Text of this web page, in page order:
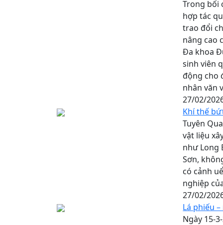
Trong bối
hợp tác
trao đổi
nâng cao
Đa khoa
sinh viên
động cho
nhân văn
27/02/
Khí thế
Tuyên
vật liệu
như Long
Sơn,
có cảnh
nghiệp
27/02/
Lá phiếu
Ngày 15-